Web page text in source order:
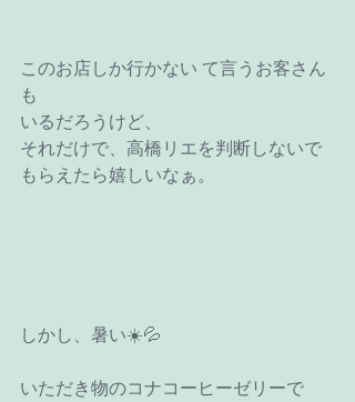
このお店しか行かない て言うお客さん
も
いるだろうけど、
それだけで、高橋リエを判断しないで
もらえたら嬉しいなぁ。
しかし、暑い☀️💦
いただき物のコナコーヒーゼリーで